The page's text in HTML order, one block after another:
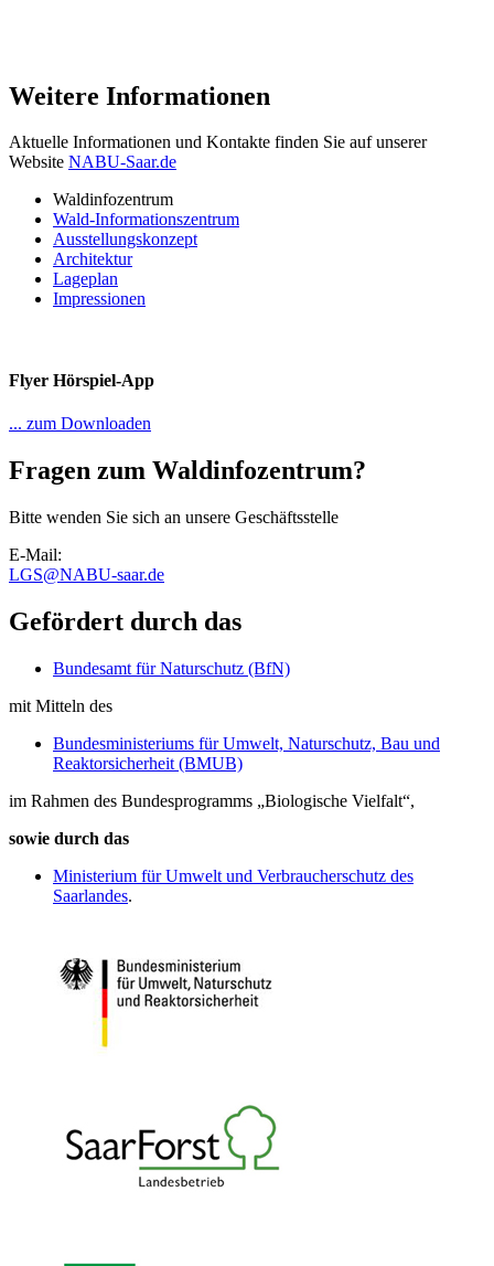
Weitere Informationen
Aktuelle Informationen und Kontakte finden Sie auf unserer
Website NABU-Saar.de
Waldinfozentrum
Wald-Informationszentrum
Ausstellungskonzept
Architektur
Lageplan
Impressionen
Flyer Hörspiel-App
... zum Downloaden
Fragen zum Waldinfozentrum?
Bitte wenden Sie sich an unsere Geschäftsstelle
E-Mail:
LGS@NABU-saar.de
Gefördert durch das
Bundesamt für Naturschutz (BfN)
mit Mitteln des
Bundesministeriums für Umwelt, Naturschutz, Bau und
Reaktorsicherheit (BMUB)
im Rahmen des Bundesprogramms „Biologische Vielfalt“,
sowie durch das
Ministerium für Umwelt und Verbraucherschutz des
Saarlandes.